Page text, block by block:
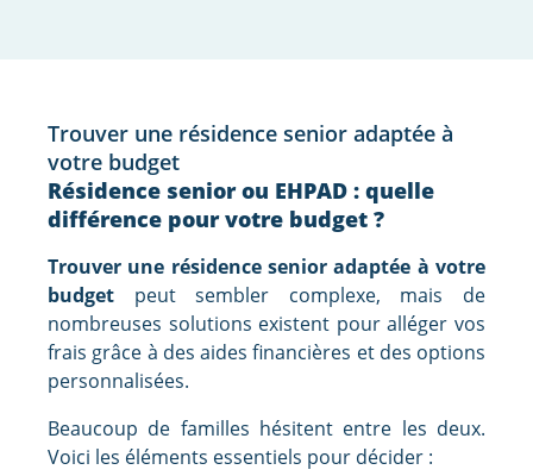
Trouver une résidence senior adaptée à
votre budget
Résidence senior ou EHPAD : quelle
différence pour votre budget ?
Trouver une résidence senior adaptée à votre
budget peut sembler complexe, mais de
nombreuses solutions existent pour alléger vos
frais grâce à des aides financières et des options
personnalisées.
Beaucoup de familles hésitent entre les deux.
Voici les éléments essentiels pour décider :